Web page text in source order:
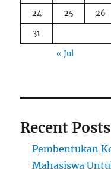
24
25 26
31
« Jul
Recent Posts
Pembentukan
Mahasiswa